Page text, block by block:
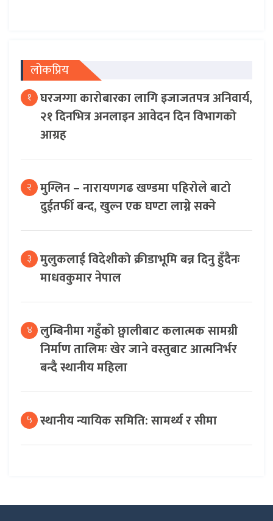
लोकप्रिय
१ घरजग्गा कारोबारका लागि इजाजतपत्र अनिवार्य,
२१ दिनभित्र अनलाइन आवेदन दिन विभागको
आग्रह
२ मुग्लिन – नारायणगढ खण्डमा पहिरोले बाटो
दुईतर्फी बन्द, खुल्न एक घण्टा लाग्ने सक्ने
३ मुलुकलाई विदेशीको क्रीडाभूमि बन्न दिनु हुँदैनः
माधवकुमार नेपाल
४ लुम्बिनीमा गहुँको छ्वालीबाट कलात्मक सामग्री
निर्माण तालिमः खेर जाने वस्तुबाट आत्मनिर्भर
बन्दै स्थानीय महिला
५ स्थानीय न्यायिक समिति: सामर्थ्य र सीमा